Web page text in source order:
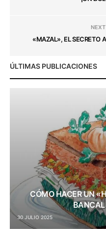
«MAZAL», EL SECRETO
ÚLTIMAS PUBLICACIONES
CÓMO HACER UN
BANCAL
30 JULIO 2025